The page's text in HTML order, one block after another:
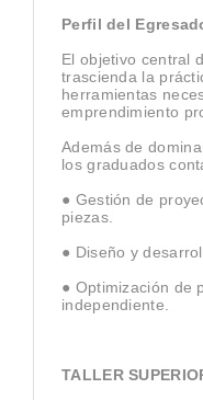
Perfil del
El objetivo central
trascienda la
herramientas
emprendimiento
Además de
los graduados
● Gestión de
piezas.
● Diseño y
● Optimización de
independiente.
TALLER